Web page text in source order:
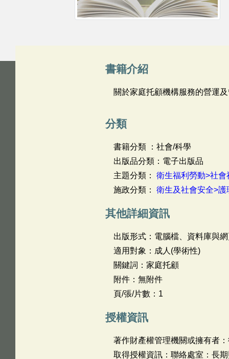
書籍介紹
關於家庭托顧機構服務的營運
分類
書籍分類 ：社會/科學
出版品分類：電子出版品
主題分類： 衛生福利勞動>社會
施政分類： 衛生及社會安全>
其他詳細資訊
出版形式：電腦檔、資料庫與
適用對象：成人(學術性)
關鍵詞：家庭托顧
附件：無附件
頁/張/片數：1
授權資訊
著作財產權管理機關或擁有者
取得授權資訊：聯絡處室：長